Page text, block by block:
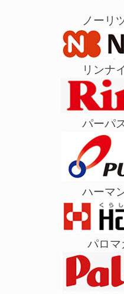
ノーリ
リンナ
パーパ
ハーマ
パロマ